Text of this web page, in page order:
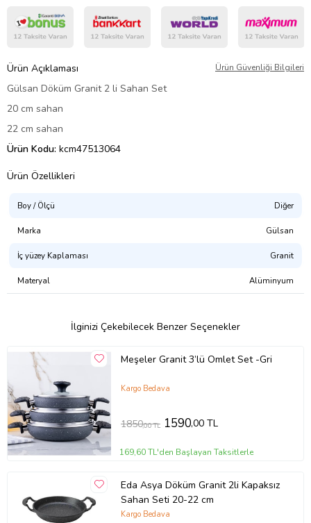
Ürün Açıklaması Ürün Güvenliği Bilgileri
Gülsan Döküm Granit 2 li Sahan Set
20 cm sahan
22 cm sahan
Ürün Kodu: kcm47513064
Ürün Özellikleri
Boy / Ölçü Diğer
Marka Gülsan
İç yüzey Kaplaması Granit
Materyal Alüminyum
İlginizi Çekebilecek Benzer Seçenekler
Meşeler Granit 3’lü Omlet Set -Gri
Kargo Bedava
1850,00 TL 1590,00 TL
169,60 TL'den Başlayan Taksitlerle
Eda Asya Döküm Granit 2li Kapaksız
Sahan Seti 20-22 cm
Kargo Bedava